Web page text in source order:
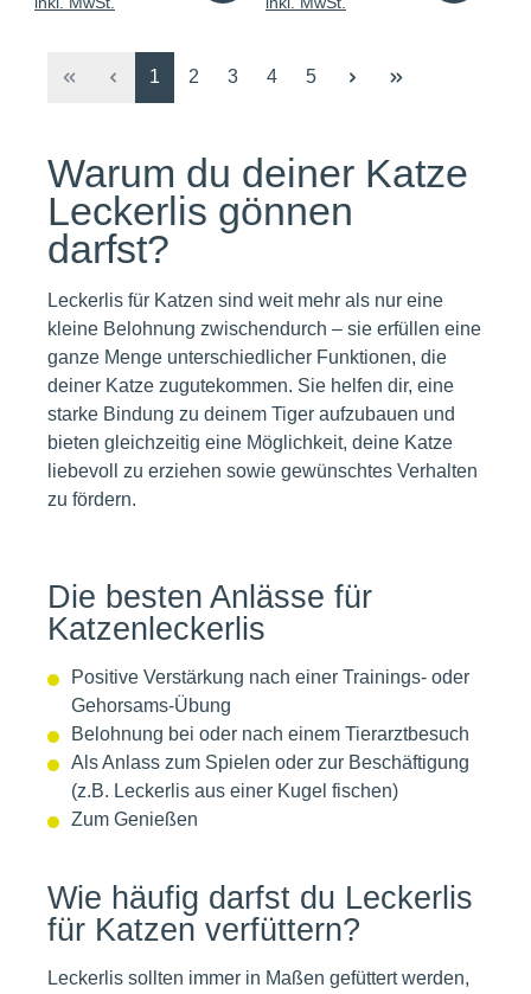
Seite
1 Seite
2 Seite
3 Seite
4 Seite
5
Warum du deiner Katze
Leckerlis gönnen
darfst?
Leckerlis für Katzen sind weit mehr als nur eine
kleine Belohnung zwischendurch – sie erfüllen eine
ganze Menge unterschiedlicher Funktionen, die
deiner Katze zugutekommen. Sie helfen dir, eine
starke Bindung zu deinem Tiger aufzubauen und
bieten gleichzeitig eine Möglichkeit, deine Katze
liebevoll zu erziehen sowie gewünschtes Verhalten
zu fördern.
Die besten Anlässe für
Katzenleckerlis
Positive Verstärkung nach einer Trainings- oder
Gehorsams-Übung
Belohnung bei oder nach einem Tierarztbesuch
Als Anlass zum Spielen oder zur Beschäftigung
(z.B. Leckerlis aus einer Kugel fischen)
Zum Genießen
Wie häufig darfst du Leckerlis
für Katzen verfüttern?
Leckerlis sollten immer in Maßen gefüttert werden,